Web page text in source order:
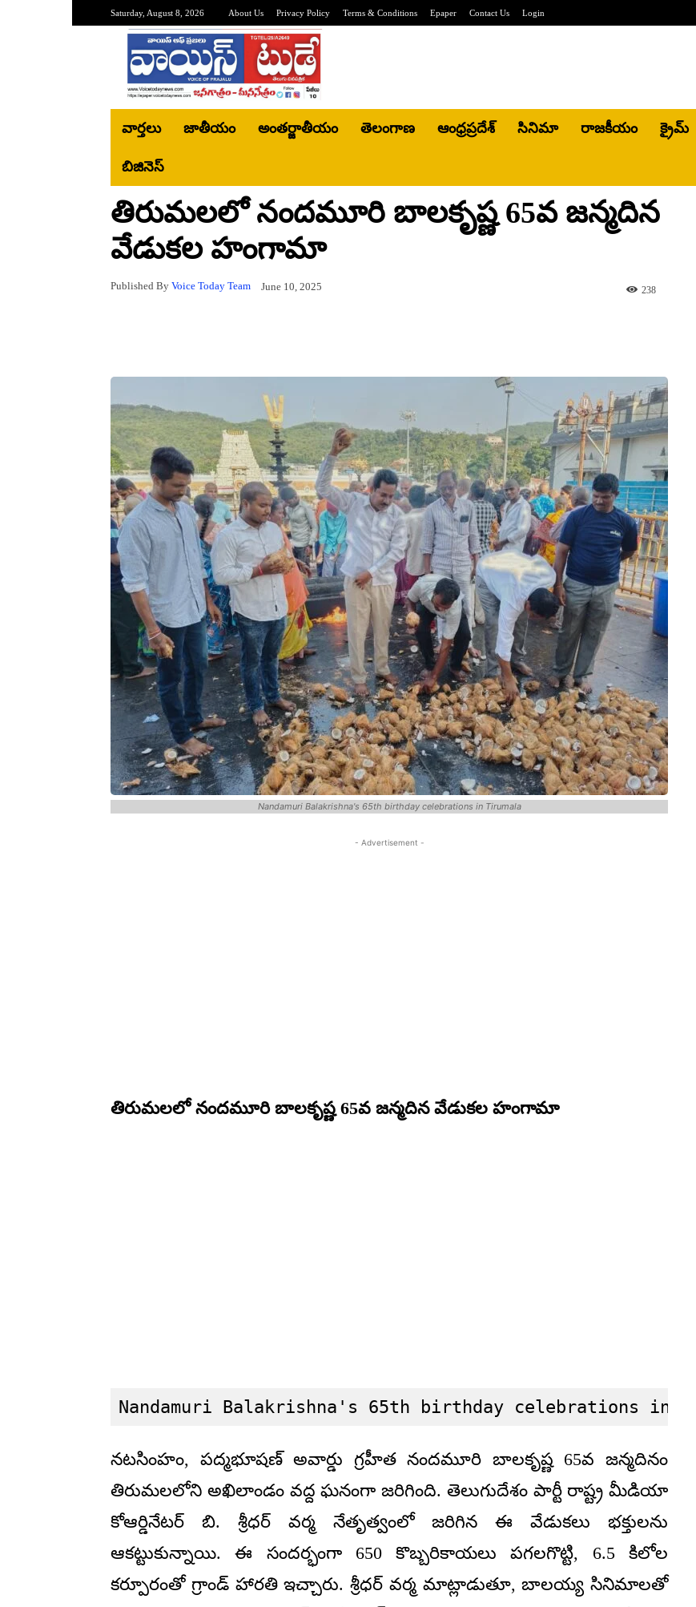
Saturday, August 8, 2026 About Us Privacy Policy Terms & Conditions Epaper Contact Us Login
వార్తలు జాతీయం అంతర్జాతీయం తెలంగాణ ఆంధ్రప్రదేశ్ సినిమా రాజకీయం క్రైమ్
బిజినెస్‌
తిరుమలలో నందమూరి బాలకృష్ణ 65వ జన్మదిన
వేడుకల హంగామా
Published By Voice Today Team June 10, 2025 238
Nandamuri Balakrishna's 65th birthday celebrations in Tirumala
- Advertisement -
తిరుమలలో నందమూరి బాలకృష్ణ 65వ జన్మదిన వేడుకల హంగామా
Nandamuri Balakrishna's 65th birthday celebrations in
నటసింహం, పద్మభూషణ్ అవార్డు గ్రహీత నందమూరి బాలకృష్ణ 65వ జన్మదినం
తిరుమలలోని అఖిలాండం వద్ద ఘనంగా జరిగింది. తెలుగుదేశం పార్టీ రాష్ట్ర మీడియా
కోఆర్డినేటర్ బి. శ్రీధర్ వర్మ నేతృత్వంలో జరిగిన ఈ వేడుకలు భక్తులను
ఆకట్టుకున్నాయి. ఈ సందర్భంగా 650 కొబ్బరికాయలు పగలగొట్టి, 6.5 కిలోల
కర్పూరంతో గ్రాండ్ హారతి ఇచ్చారు. శ్రీధర్ వర్మ మాట్లాడుతూ, బాలయ్య సినిమాలతో